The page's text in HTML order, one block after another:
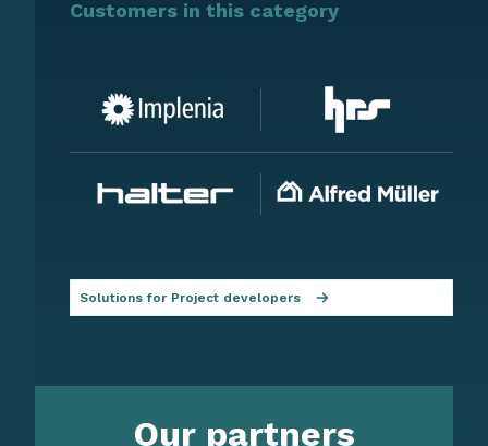
Customers in this category
Solutions for Project developers
Our partners